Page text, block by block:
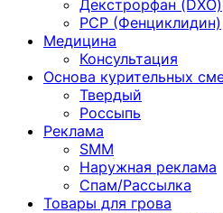
Декстрорфан (DXO)
PCP (Фенциклидин)
Медицина
Консультация
Основа курительных
Твердый
Россыпь
Реклама
SMM
Наружная реклама
Спам/Рассылка
Товары для грова